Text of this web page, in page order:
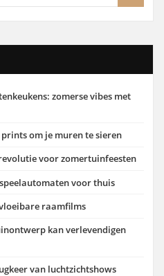
zomerse vibes met
om je muren te sieren
voor zomertuinfeesten
voor thuis
raamfilms
kan verlevendigen
van luchtzichtshows